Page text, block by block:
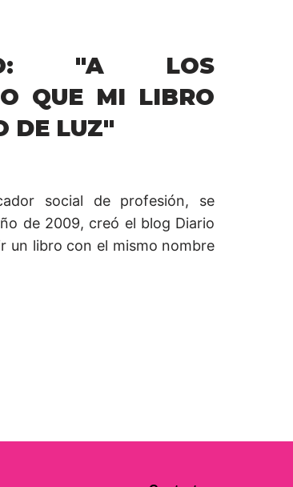
"A LOS
QUE MI LIBRO
DE LUZ"
social de profesión, se
de 2009, creó el blog Diario
un libro con el mismo nombre